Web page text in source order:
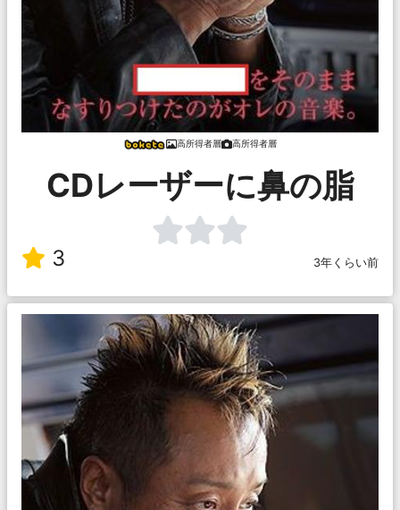
高所得者層 高所得者層
CDレーザーに鼻の脂
3 3年くらい前